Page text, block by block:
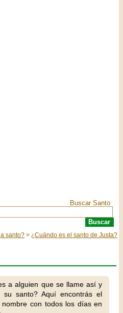
Buscar Santo
santo? ¿Cuándo es el santo de Justa?
a alguien que se llame así y
santo? Aquí encontrás el
con todos los días en